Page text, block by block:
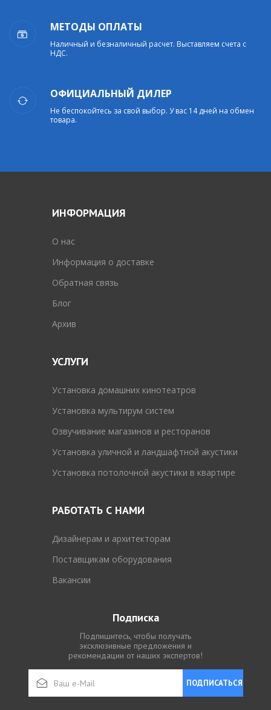
МЕТОДЫ ОПЛАТЫ
Наличный и безналичный расчет. Выставляем счета с
НДС.
ОФИЦИАЛЬНЫЙ ДИЛЕР
Не беспокойтесь за свой выбор. У вас 14 дней на обмен
товара.
ИНФОРМАЦИЯ
O нас
Информация о доставке
Обратная связь
Блог
Архив
УСЛУГИ
Установка домашних кинотеатров
Установка мультирум систем
Озвучивание магазинов и ресторанов
Установка уличной и ландшафтной акустики
Установка потолочной акустики в квартире
РАБОТАТЬ С НАМИ
Дизайнерам и архитекторам
Поставщикам оборудования
Вакансии
Подписка
Подпишитесь, чтобы получать
эксклюзивные предложения и
рекомендации от наших экспертов!
ПОДПИСАТЬСЯ